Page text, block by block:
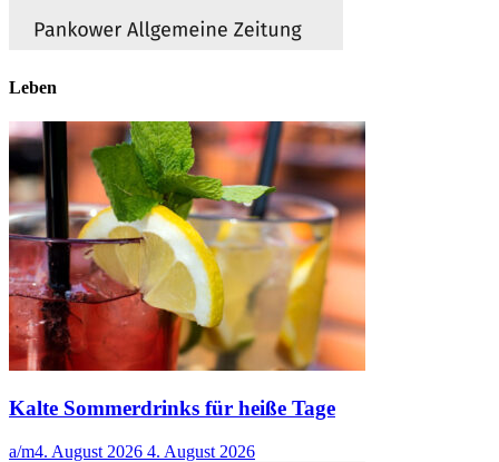
Leben
Kalte Sommerdrinks für heiße Tage
a/m4. August 2026 4. August 2026